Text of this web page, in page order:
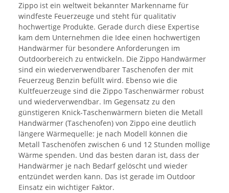
Zippo ist ein weltweit bekannter Markenname für
windfeste Feuerzeuge und steht für qualitativ
hochwertige Produkte. Gerade durch diese Expertise
kam dem Unternehmen die Idee einen hochwertigen
Handwärmer für besondere Anforderungen im
Outdoorbereich zu entwickeln. Die Zippo Handwärmer
sind ein wiederverwendbarer Taschenofen der mit
Feuerzeug Benzin befüllt wird. Ebenso wie die
Kultfeuerzeuge sind die Zippo Taschenwärmer robust
und wiederverwendbar. Im Gegensatz zu den
günstigeren Knick-Taschenwärmern bieten die Metall
Handwärmer (Taschenofen) von Zippo eine deutlich
längere Wärmequelle: je nach Modell können die
Metall Taschenöfen zwischen 6 und 12 Stunden mollige
Wärme spenden. Und das besten daran ist, dass der
Handwärmer je nach Bedarf gelöscht und wieder
entzündet werden kann. Das ist gerade im Outdoor
Einsatz ein wichtiger Faktor.